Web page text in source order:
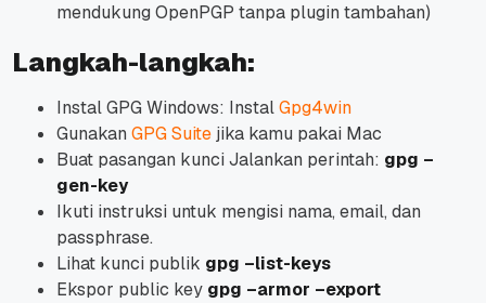
mendukung OpenPGP tanpa plugin tambahan)
Langkah-langkah:
Instal GPG Windows: InstalGpg4win
Gunakan GPG Suitejika kamu pakai Mac
Buat pasangan kunci Jalankan perintah: gpg –
gen-key
Ikuti instruksi untuk mengisi nama, email, dan
passphrase.
Lihat kunci publik gpg –list-keys
Ekspor public key gpg –armor –export